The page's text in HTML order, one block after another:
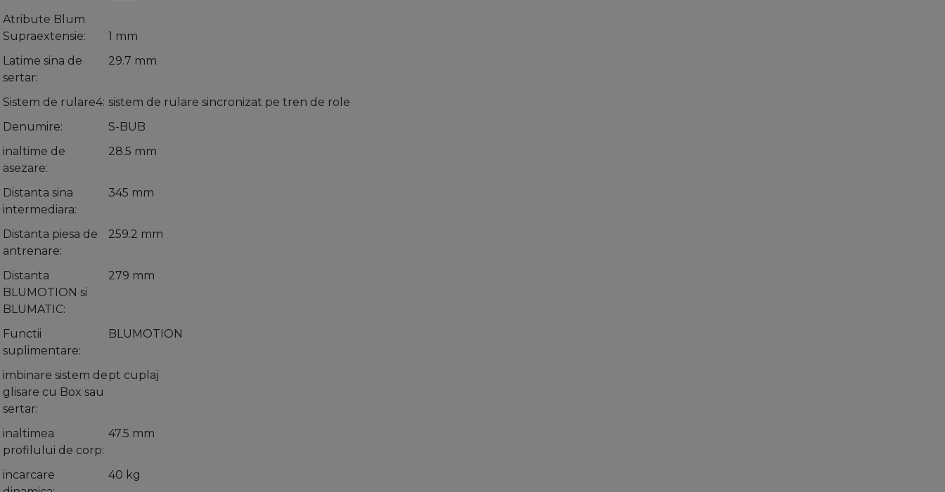
Atribute Blum
Supraextensie
1 mm
Latime sina de
sertar
29.7 mm
Sistem de rulare4 sistem de rulare sincronizat pe tren de role
Denumire
S-BUB
inaltime de
asezare
28.5 mm
Distanta sina
intermediara
345 mm
Distanta piesa de
antrenare
259.2 mm
Distanta
BLUMOTION si
BLUMATIC
279 mm
Functii
suplimentare
BLUMOTION
imbinare sistem de
glisare cu Box sau
sertar
pt cuplaj
inaltimea
profilului de corp
47.5 mm
incarcare
40 kg